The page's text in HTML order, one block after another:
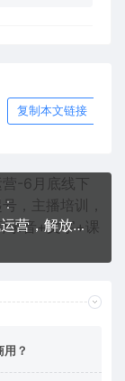
复制本文链接
抖音代运营，解放双手，坐等收租
？